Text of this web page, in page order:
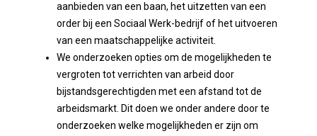
aanbieden van een baan, het uitzetten van een
order bij een Sociaal Werk-bedrijf of het uitvoeren
van een maatschappelijke activiteit.
We onderzoeken opties om de mogelijkheden te
vergroten tot verrichten van arbeid door
bijstandsgerechtigden met een afstand tot de
arbeidsmarkt. Dit doen we onder andere door te
onderzoeken welke mogelijkheden er zijn om